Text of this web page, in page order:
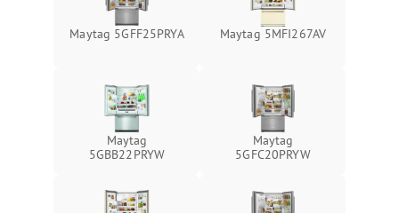
Maytag 5GFF25PRYA Maytag 5MFI267AV
Maytag
5GBB22PRYW
Maytag
5GFC20PRYW